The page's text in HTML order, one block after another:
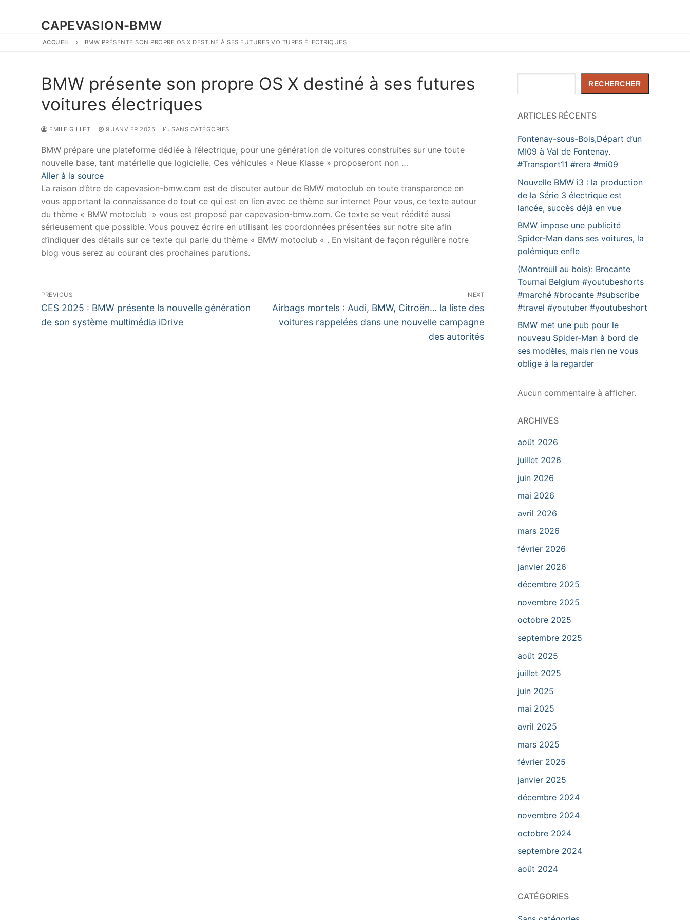
CAPEVASION-BMW
ACCUEIL BMW PRÉSENTE SON PROPRE OS X DESTINÉ À SES FUTURES VOITURES ÉLECTRIQUES
BMW présente son propre OS X destiné à ses futures
voitures électriques
EMILE GILLET 9 JANVIER 2025 SANS CATÉGORIES
BMW prépare une plateforme dédiée à l’électrique, pour une génération de voitures construites sur une toute
nouvelle base, tant matérielle que logicielle. Ces véhicules « Neue Klasse » proposeront non …
Aller à la source
La raison d’être de capevasion-bmw.com est de discuter autour de BMW motoclub en toute transparence en
vous apportant la connaissance de tout ce qui est en lien avec ce thème sur internet Pour vous, ce texte autour
du thème « BMW motoclub » vous est proposé par capevasion-bmw.com. Ce texte se veut réédité aussi
sérieusement que possible. Vous pouvez écrire en utilisant les coordonnées présentées sur notre site afin
d’indiquer des détails sur ce texte qui parle du thème « BMW motoclub « . En visitant de façon régulière notre
blog vous serez au courant des prochaines parutions.
Navigation
de
l’article
PREVIOUS
Previous
post:
CES 2025 : BMW présente la nouvelle génération
de son système multimédia iDrive
NEXT
Next
post:
Airbags mortels : Audi, BMW, Citroën… la liste des
voitures rappelées dans une nouvelle campagne
des autorités
RECHERCHER
ARTICLES RÉCENTS
Fontenay-sous-Bois,Départ d’un
MI09 à Val de Fontenay.
#Transport11 #rera #mi09
Nouvelle BMW i3 : la production
de la Série 3 électrique est
lancée, succès déjà en vue
BMW impose une publicité
Spider-Man dans ses voitures, la
polémique enfle
(Montreuil au bois): Brocante
Tournai Belgium #youtubeshorts
#marché #brocante #subscribe
#travel #youtuber #youtubeshort
BMW met une pub pour le
nouveau Spider-Man à bord de
ses modèles, mais rien ne vous
oblige à la regarder
Aucun commentaire à afficher.
ARCHIVES
août 2026
juillet 2026
juin 2026
mai 2026
avril 2026
mars 2026
février 2026
janvier 2026
décembre 2025
novembre 2025
octobre 2025
septembre 2025
août 2025
juillet 2025
juin 2025
mai 2025
avril 2025
mars 2025
février 2025
janvier 2025
décembre 2024
novembre 2024
octobre 2024
septembre 2024
août 2024
CATÉGORIES